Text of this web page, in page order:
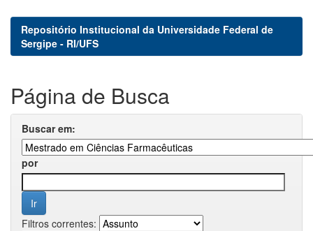
Repositório Institucional da Universidade Federal de
Sergipe - RI/UFS
Página de Busca
Buscar em:
por
Filtros correntes: